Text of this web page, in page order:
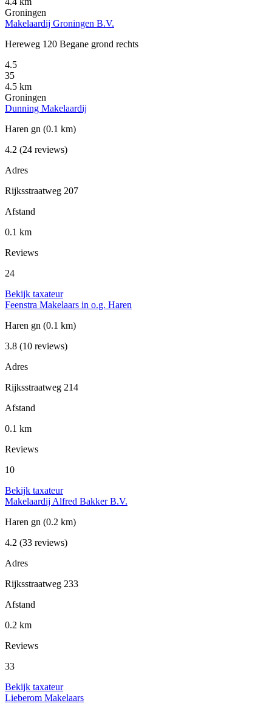
Groningen
Makelaardij Groningen B.V.
Hereweg 120 Begane grond rechts
4.5
35
4.5 km
Groningen
Dunning Makelaardij
Haren gn (0.1 km)
4.2 (24 reviews)
Adres
Rijksstraatweg 207
Afstand
0.1 km
Reviews
24
Bekijk taxateur
Feenstra Makelaars in o.g. Haren
Haren gn (0.1 km)
3.8 (10 reviews)
Adres
Rijksstraatweg 214
Afstand
0.1 km
Reviews
10
Bekijk taxateur
Makelaardij Alfred Bakker B.V.
Haren gn (0.2 km)
4.2 (33 reviews)
Adres
Rijksstraatweg 233
Afstand
0.2 km
Reviews
33
Bekijk taxateur
Lieberom Makelaars